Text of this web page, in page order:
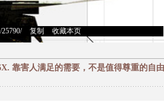
25790/> 复制 收藏本页
靠害人满足的需要，不是值得尊重的自